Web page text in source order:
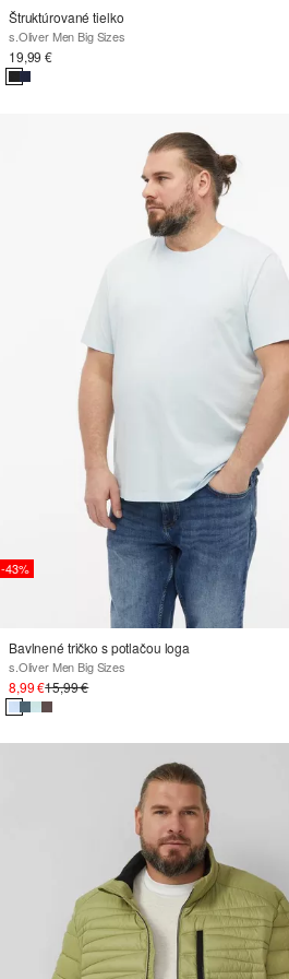
Štruktúrované tielko
s.Oliver Men Big Sizes
19,99 €
-43%
Bavlnené tričko s potlačou loga
s.Oliver Men Big Sizes
8,99 €15,99 €